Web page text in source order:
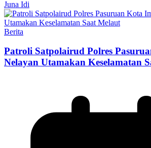
Juna Idi
Berita
Patroli Satpolairud Polres
Nelayan Utamakan Keselamatan